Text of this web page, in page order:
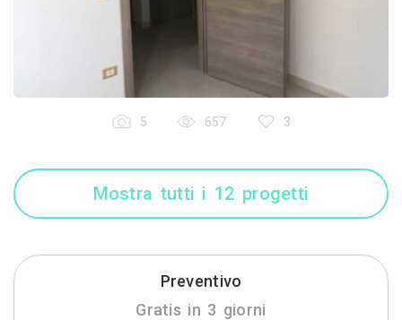
5 657 3
Mostra tutti i 12 progetti
Preventivo
Gratis in 3 giorni